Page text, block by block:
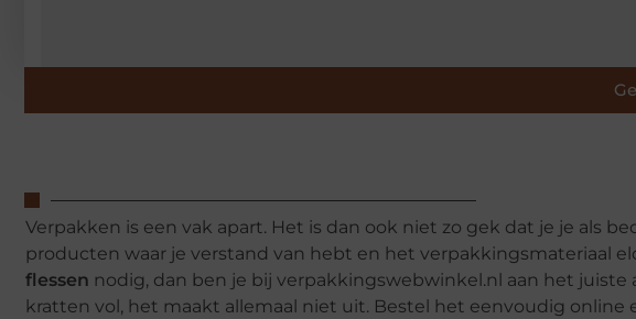
Verpakken is een vak apart. Het is dan ook niet zo gek dat je je als
producten waar je verstand van hebt en het verpakkingsmateriaal
flessen nodig, dan ben je bij verpakkingswebwinkel.nl aan het juiste
kratten vol, het maakt allemaal niet uit. Bestel het eenvoudig online